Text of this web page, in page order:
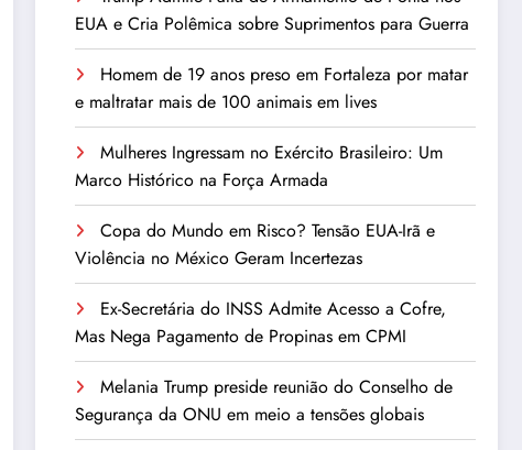
EUA e Cria Polêmica sobre Suprimentos para Guerra
Homem de 19 anos preso em Fortaleza por matar
e maltratar mais de 100 animais em lives
Mulheres Ingressam no Exército Brasileiro: Um
Marco Histórico na Força Armada
Copa do Mundo em Risco? Tensão EUA-Irã e
Violência no México Geram Incertezas
Ex-Secretária do INSS Admite Acesso a Cofre,
Mas Nega Pagamento de Propinas em CPMI
Melania Trump preside reunião do Conselho de
Segurança da ONU em meio a tensões globais